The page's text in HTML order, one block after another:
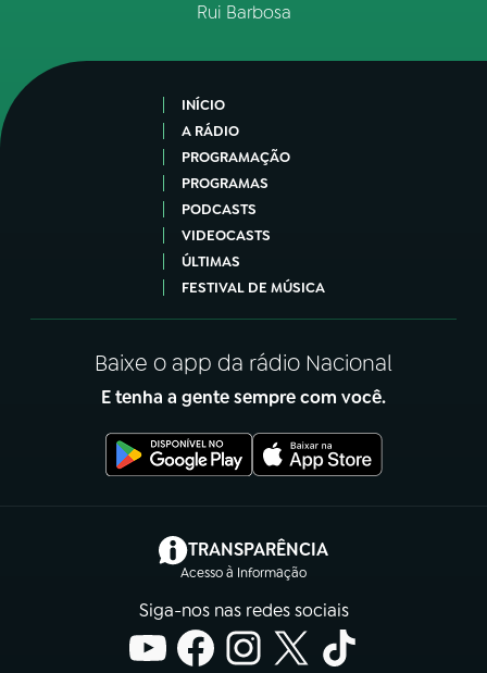
Rui Barbosa
INÍCIO
A RÁDIO
PROGRAMAÇÃO
PROGRAMAS
PODCASTS
VIDEOCASTS
ÚLTIMAS
FESTIVAL DE MÚSICA
Baixe o app da rádio Nacional
E tenha a gente sempre com você.
TRANSPARÊNCIA
Acesso à Informação
(abre em nova aba)
Siga-nos nas redes sociais